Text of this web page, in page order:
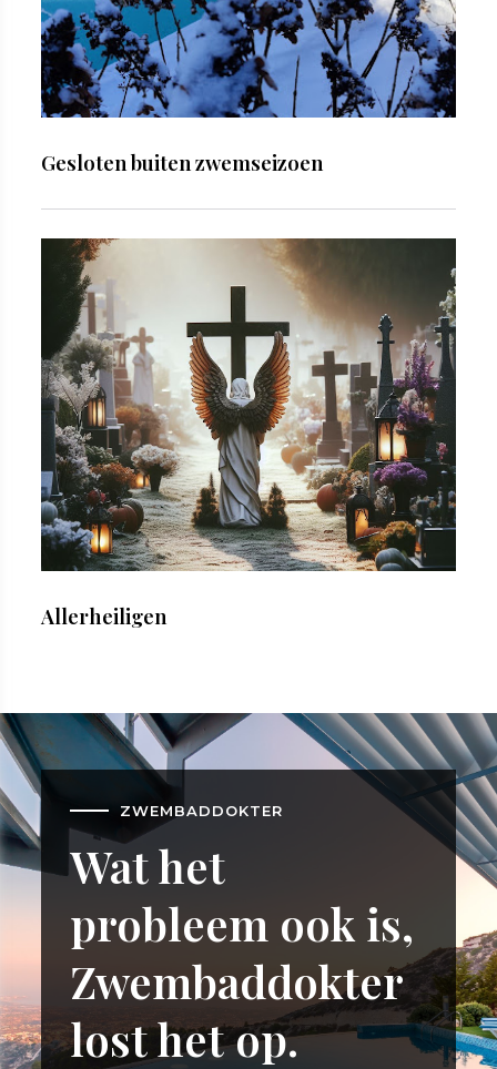
Gesloten buiten zwemseizoen
Allerheiligen
ZWEMBADDOKTER
Wat het
probleem ook is,
Zwembaddokter
lost het op.